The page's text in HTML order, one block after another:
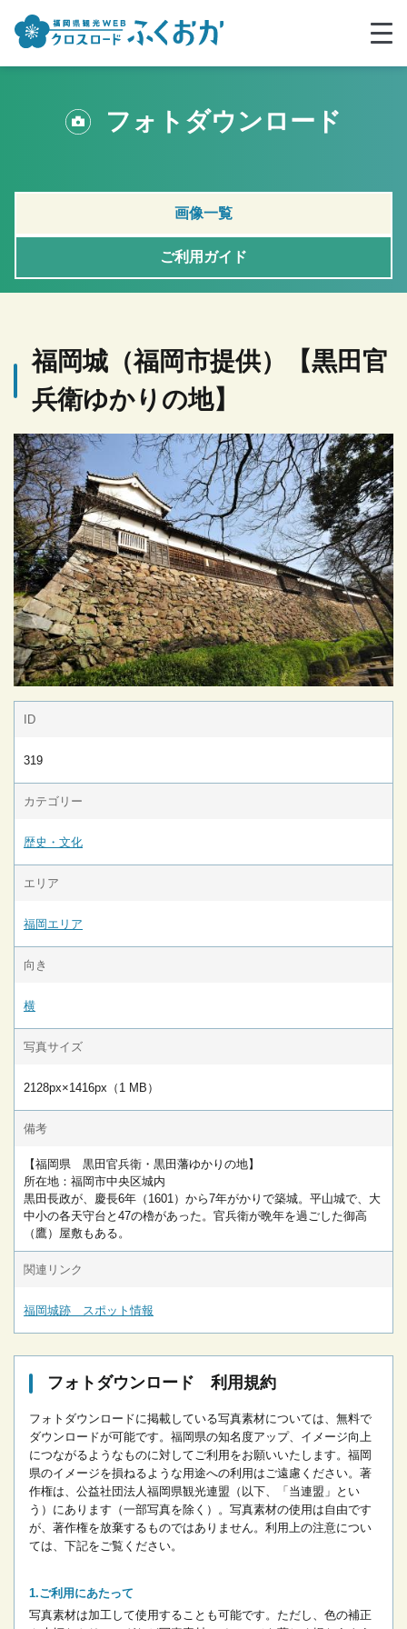
フォトダウンロード
画像一覧
ご利用ガイド
福岡城（福岡市提供）【黒田官
兵衛ゆかりの地】
ID
319
カテゴリー
歴史・文化
エリア
福岡エリア
向き
横
写真サイズ
2128px×1416px（1 MB）
備考
【福岡県 黒田官兵衛・黒田藩ゆかりの地】
所在地：福岡市中央区城内
黒田長政が、慶長6年（1601）から7年がかりで築城。平山城で、大
中小の各天守台と47の櫓があった。官兵衛が晩年を過ごした御高
（鷹）屋敷もある。
関連リンク
福岡城跡 スポット情報
フォトダウンロード 利用規約
フォトダウンロードに掲載している写真素材については、無料で
ダウンロードが可能です。 福岡県の知名度アップ、イメージ向上
につながるようなものに対してご利用をお願いいたします。 福岡
県のイメージを損ねるような用途への利用はご遠慮ください。 著
作権は、公益社団法人福岡県観光連盟（以下、「当連盟」とい
う）にあります（一部写真を除く）。写真素材の使用は自由です
が、著作権を放棄するものではありません。 利用上の注意につい
ては、下記をご覧ください。
ご利用にあたって
写真素材は加工して使用することも可能です。ただし、色の補正